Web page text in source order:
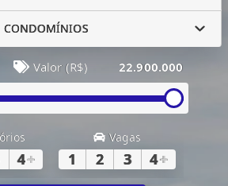
CONDOMÍNIOS
Valor (R$) 22.900.000
4+
Vagas
1 2 3 4+